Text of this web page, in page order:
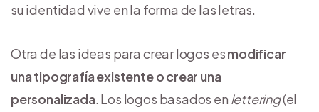
su identidad vive en la forma de las letras.
Otra de las ideas para crear logos esmodificar
una tipografía existente o crear una
personalizada. Los logos basados en lettering(el